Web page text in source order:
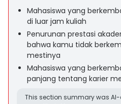
Mahasiswa yang
di luar jam kuliah
Penurunan prestasi
bahwa kamu tidak
mestinya
Mahasiswa yang
panjang tentang karier
This section summary was